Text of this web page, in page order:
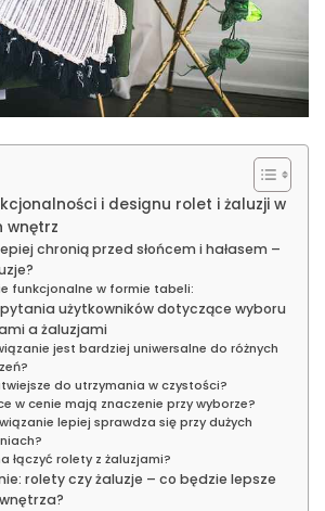
i designu rolet i żaluzji w
wnętrz
chronią przed słońcem i hałasem –
funkcjonalne w formie tabeli:
użytkowników dotyczące wyboru
a żaluzjami
jest bardziej uniwersalne do różnych
do utrzymania w czystości?
w cenie mają znaczenie przy wyborze?
lepiej sprawdza się przy dużych
łączyć rolety z żaluzjami?
rolety czy żaluzje – co będzie lepsze